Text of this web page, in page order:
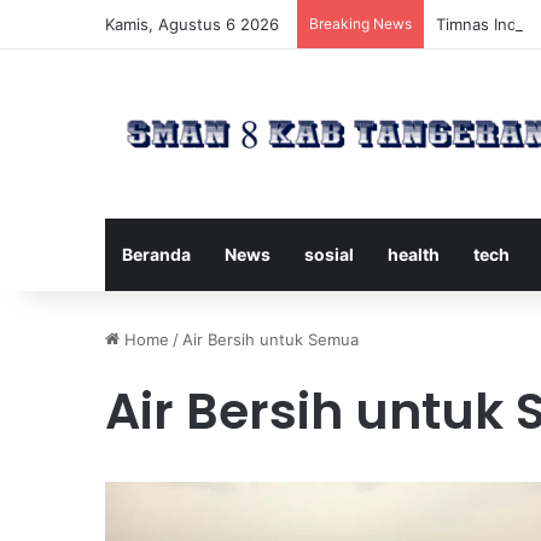
Kamis, Agustus 6 2026 Breaking News Timnas
Beranda News sosial health tech
Home / Air Bersih untuk Semua
Air Bersih untuk